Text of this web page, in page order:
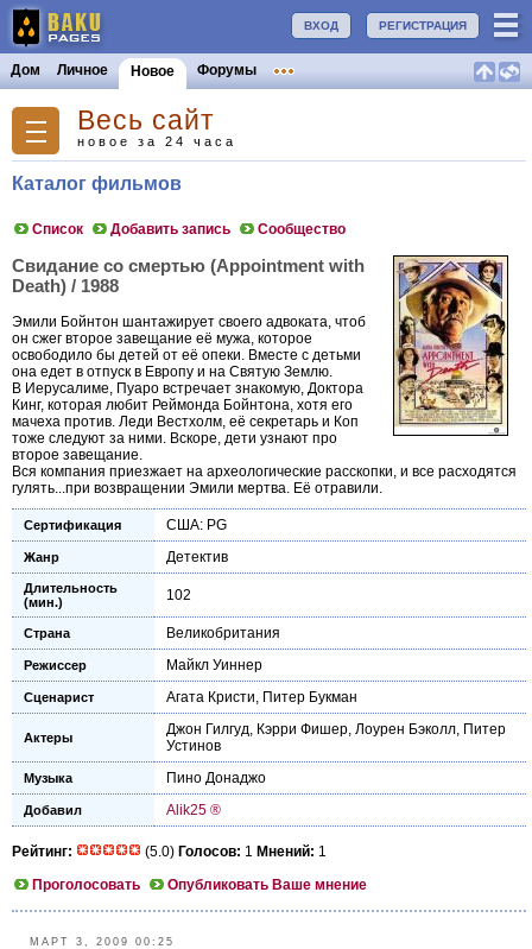
РЕГИСТРАЦИЯ
ВХОД
Дом Личное Новое Форумы
Весь сайт
новое за 24 часа
Каталог фильмов
Список Добавить запись Сообщество
Свидание со смертью (Appointment with
Death) / 1988
Эмили Бойнтон шантажирует своего адвоката, чтоб
он сжег второе завещание её мужа, которое
освободило бы детей от её опеки. Вместе с детьми
она едет в отпуск в Европу и на Святую Землю.
В Иерусалиме, Пуаро встречает знакомую, Доктора
Кинг, которая любит Реймонда Бойнтона, хотя его
мачеха против. Леди Вестхолм, её секретарь и Коп
тоже следуют за ними. Вскоре, дети узнают про
второе завещание.
Вся компания приезжает на археологические расскопки, и все расходятся
гулять...при возвращении Эмили мертва. Её отравили.
Сертификация США: PG
Жанр Детектив
Длительность
(мин.)
102
Страна Великобритания
Режиссер Майкл Уиннер
Сценарист Агата Кристи, Питер Букман
Актеры Джон Гилгуд, Кэрри Фишер, Лоурен Бэколл, Питер
Устинов
Музыка Пино Донаджо
Добавил Alik25 ®
Рейтинг: (5.0) Голосов: 1 Мнений: 1
Проголосовать
Опубликовать Ваше мнение
МАРТ 3, 2009 00:25